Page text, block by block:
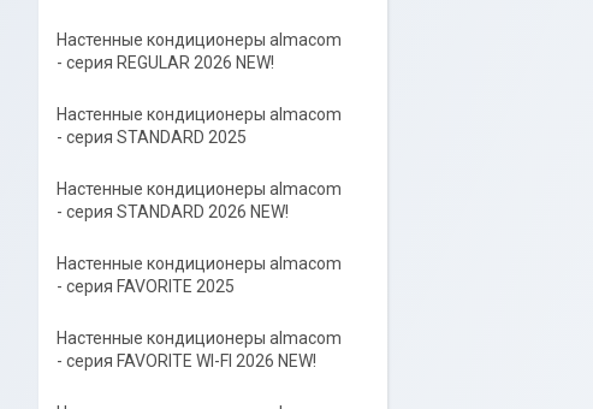
Настенные кондиционеры almacom
- серия REGULAR 2026 NEW!
Настенные кондиционеры almacom
- серия STANDARD 2025
Настенные кондиционеры almacom
- серия STANDARD 2026 NEW!
Настенные кондиционеры almacom
- серия FAVORITE 2025
Настенные кондиционеры almacom
- серия FAVORITE WI-FI 2026 NEW!